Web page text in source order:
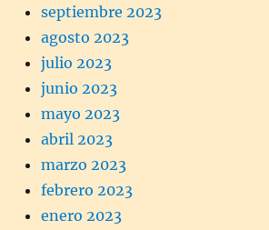
septiembre 2023
agosto 2023
julio 2023
junio 2023
mayo 2023
abril 2023
marzo 2023
febrero 2023
enero 2023